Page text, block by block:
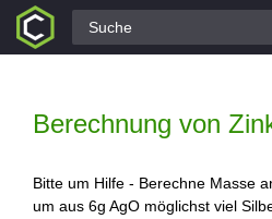
Alle Fragen
Berechnung von
Bitte um Hilfe - Berechne Masse
um aus 6g AgO möglichst viel